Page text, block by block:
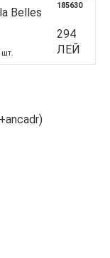
Belles
шт.
185630
294
ЛЕЙ